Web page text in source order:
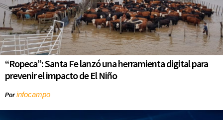
“Ropeca”: Santa Fe lanzó una herramienta digital para
prevenir el impacto de El Niño
Porinfocampo